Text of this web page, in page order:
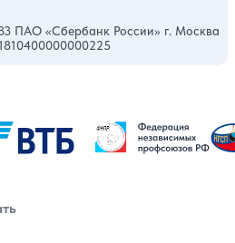
ПАО «Сбербанк России» г. Москва